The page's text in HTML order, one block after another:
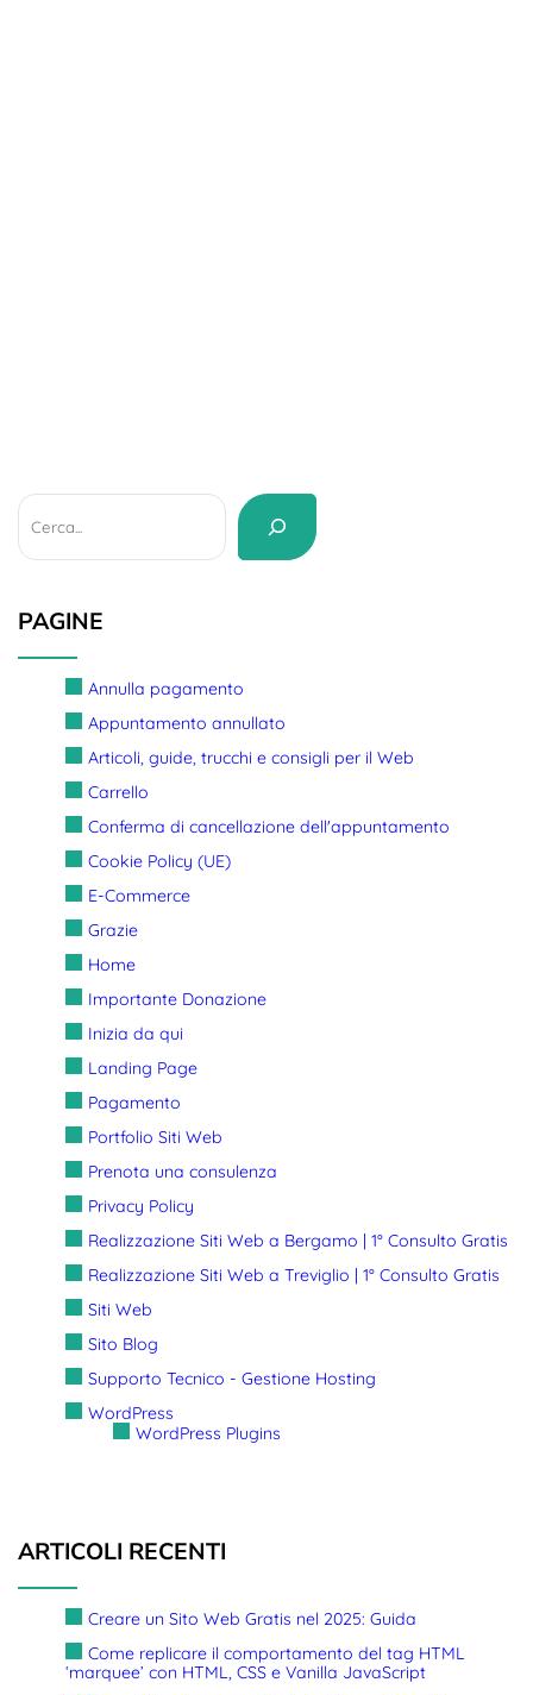
Cerca
PAGINE
Annulla pagamento
Appuntamento annullato
Articoli, guide, trucchi e consigli per il Web
Carrello
Conferma di cancellazione dell'appuntamento
Cookie Policy (UE)
E-Commerce
Grazie
Home
Importante Donazione
Inizia da qui
Landing Page
Pagamento
Portfolio Siti Web
Prenota una consulenza
Privacy Policy
Realizzazione Siti Web a Bergamo | 1° Consulto Gratis
Realizzazione Siti Web a Treviglio | 1° Consulto Gratis
Siti Web
Sito Blog
Supporto Tecnico - Gestione Hosting
WordPress
WordPress Plugins
ARTICOLI RECENTI
Creare un Sito Web Gratis nel 2025: Guida
Come replicare il comportamento del tag HTML
‘marquee’ con HTML, CSS e Vanilla JavaScript